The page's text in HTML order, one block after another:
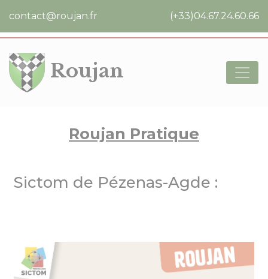
contact@roujan.fr (+33)04.67.24.60.66
Roujan
Roujan Pratique
Sictom de Pézenas-Agde :